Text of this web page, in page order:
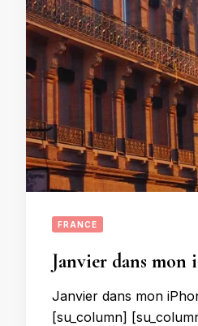
FRANCE
Janvier dans mon
Janvier dans mon
[su_column]